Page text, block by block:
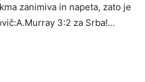
zanimiva in napeta, zato je
3:2 za Srba!…